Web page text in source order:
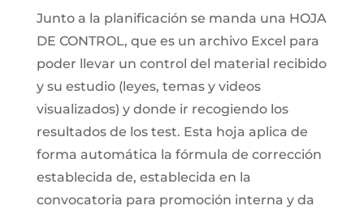
Junto a la planificación se manda una HOJA
DE CONTROL, que es un archivo Excel para
poder llevar un control del material recibido
y su estudio (leyes, temas y videos
visualizados) y donde ir recogiendo los
resultados de los test. Esta hoja aplica de
forma automática la fórmula de corrección
establecida de, establecida en la
convocatoria para promoción interna y da